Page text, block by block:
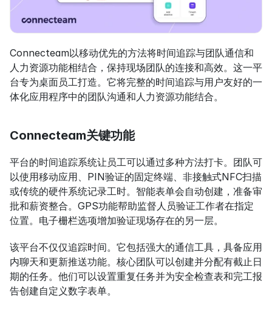
Connecteam以移动优先的方法将时间追踪与团队通信和
人力资源功能相结合，保持现场团队的连接和高效。这一平
台专为桌面员工打造。它将完整的时间追踪与用户友好的一
体化应用程序中的团队沟通和人力资源功能结合。
Connecteam关键功能
平台的时间追踪系统让员工可以通过多种方法打卡。团队可
以使用移动应用、PIN验证的固定终端、非接触式NFC扫描
或传统的硬件系统记录工时。智能表单会自动创建，准备审
批和薪资整合。GPS功能帮助监督人员验证工作者在指定
位置。电子栅栏选项增加验证现场存在的另一层。
该平台不仅仅追踪时间。它包括强大的通信工具，具备应用
内聊天和更新推送功能。核心团队可以创建并分配有截止日
期的任务。他们可以设置重复任务并为安全检查表和完工报
告创建自定义数字表单。